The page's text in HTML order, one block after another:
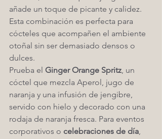
añade un toque de picante y calidez.
Esta combinación es perfecta para
cócteles que acompañen el ambiente
otoñal sin ser demasiado densos o
dulces.
Prueba el Ginger Orange Spritz, un
cóctel que mezcla Aperol, jugo de
naranja y una infusión de jengibre,
servido con hielo y decorado con una
rodaja de naranja fresca. Para eventos
corporativos o celebraciones de día,